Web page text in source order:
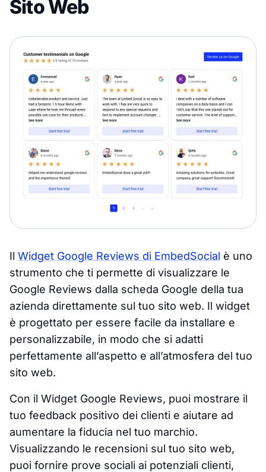
Sito Web
Il Widget Google Reviews di EmbedSocial è uno
strumento che ti permette di visualizzare le
Google Reviews dalla scheda Google della tua
azienda direttamente sul tuo sito web. Il widget
è progettato per essere facile da installare e
personalizzabile, in modo che si adatti
perfettamente all’aspetto e all’atmosfera del tuo
sito web.
Con il Widget Google Reviews, puoi mostrare il
tuo feedback positivo dei clienti e aiutare ad
aumentare la fiducia nel tuo marchio.
Visualizzando le recensioni sul tuo sito web,
puoi fornire prove sociali ai potenziali clienti,